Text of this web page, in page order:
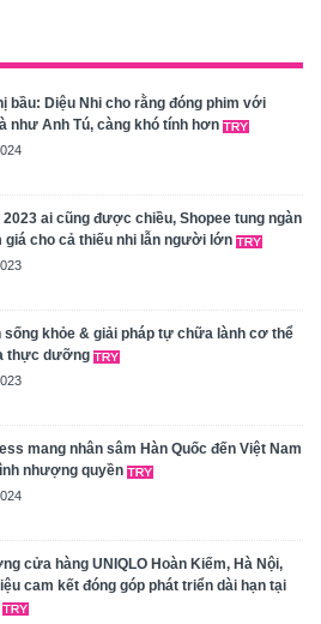
bầu: Diệu Nhi cho rằng đóng phim với
như Anh Tú, càng khó tính hơn
2023 ai cũng được chiều, Shopee tung ngàn
giá cho cả thiếu nhi lẫn người lớn
sống khỏe & giải pháp tự chữa lành cơ thể
thực dưỡng
mang nhân sâm Hàn Quốc đến Việt Nam
nhượng quyền
cửa hàng UNIQLO Hoàn Kiếm, Hà Nội,
cam kết đóng góp phát triển dài hạn tại